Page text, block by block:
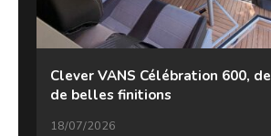
Clever VANS Célébration 600,
de belles finitions
18/07/2026